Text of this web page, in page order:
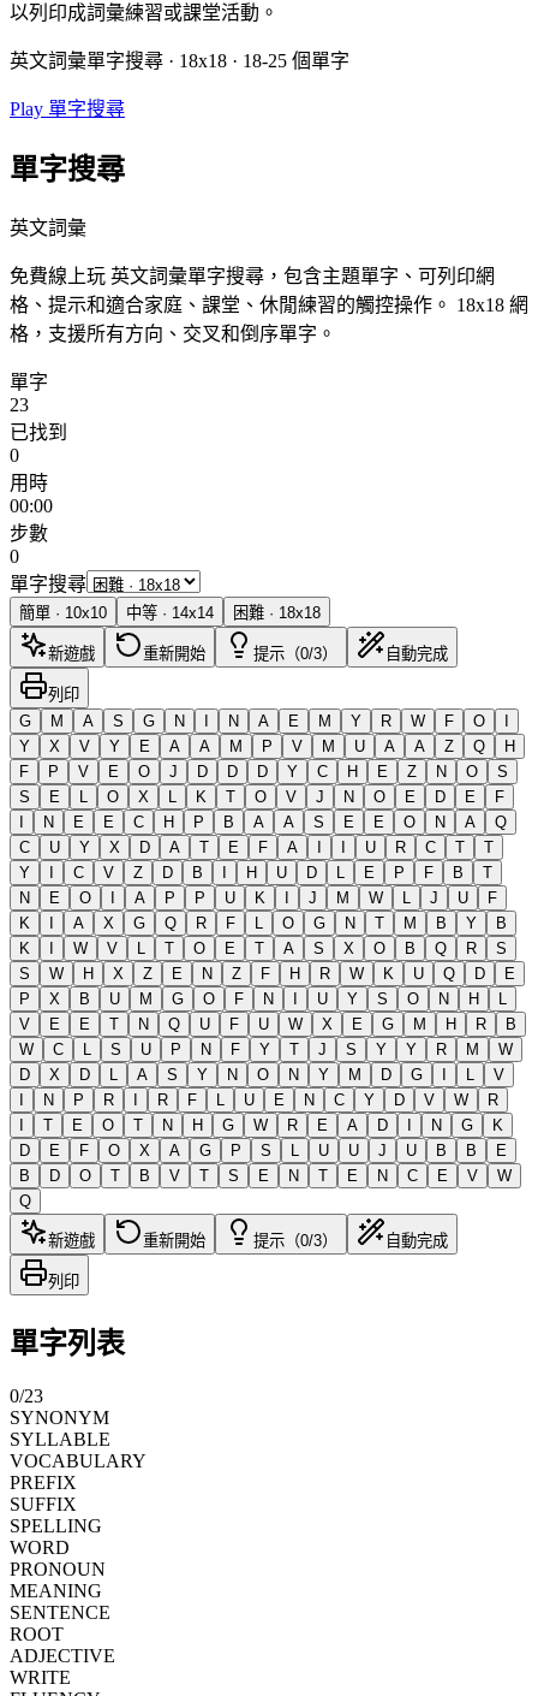
以列印成詞彙練習或課堂活動。
英文詞彙單字搜尋 · 18x18 · 18-25 個單字
Play 單字搜尋
單字搜尋
英文詞彙
免費線上玩 英文詞彙單字搜尋，包含主題單字、可列印網
格、提示和適合家庭、課堂、休閒練習的觸控操作。 18x18 網
格，支援所有方向、交叉和倒序單字。
單字
23
已找到
0
用時
00:00
步數
0
單字搜尋
簡單 · 10x10 中等 · 14x14 困難 · 18x18
新遊戲 重新開始 提示（0/3） 自動完成
列印
G
M A S G N I N A E M Y R W F O
I
Y
X V Y E A A M P V M U A A Z Q
H
F
P V E O J D D D Y C H E Z N O
S
S
E L O X L K T O V J N O E D E
F
I
N E E C H P B A A S E E O N A
Q
C
U Y X D A T E F A I I U R C T
T
Y
I C V Z D B I H U D L E P F B
T
N
E O I A P P U K I J M W L J U
F
K
I A X G Q R F L O G N T M B Y
B
K
I W V L T O E T A S X O B Q R
S
S
W H X Z E N Z F H R W K U Q D
E
P
X B U M G O F N I U Y S O N H
L
V
E E T N Q U F U W X E G M H R
B
W
C L S U P N F Y T J S Y Y R M
W
D
X D L A S Y N O N Y M D G I L
V
I
N P R I R F L U E N C Y D V W
R
I
T E O T N H G W R E A D I N G
K
D
E F O X A G P S L U U J U B B
E
B
D O T B V T S E N T E N C E V
W
Q
新遊戲 重新開始 提示（0/3） 自動完成
列印
單字列表
0/23
SYNONYM
SYLLABLE
VOCABULARY
PREFIX
SUFFIX
SPELLING
WORD
PRONOUN
MEANING
SENTENCE
ROOT
ADJECTIVE
WRITE